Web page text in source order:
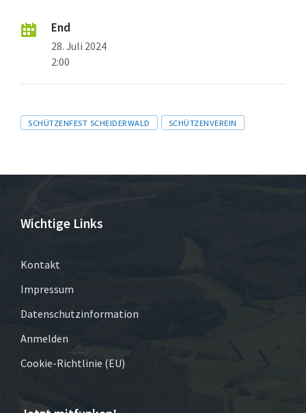
End
28. Juli 2024
2:00
Tags
SCHÜTZENFEST SCHEIDERWALD SCHÜTZENVEREIN
Wichtige Links
Kontakt
Impressum
Datenschutzinformation
Anmelden
Cookie-Richtlinie (EU)